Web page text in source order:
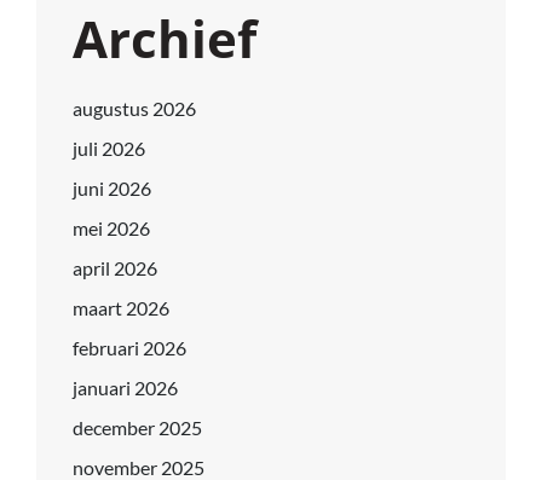
Archief
augustus 2026
juli 2026
juni 2026
mei 2026
april 2026
maart 2026
februari 2026
januari 2026
december 2025
november 2025